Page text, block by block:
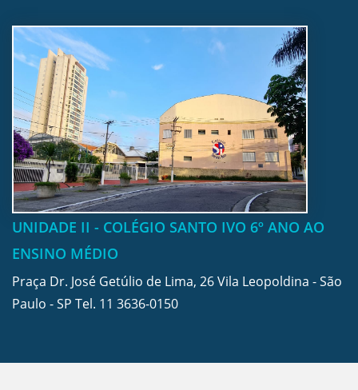
UNIDADE II - COLÉGIO SANTO IVO 6º ANO AO
ENSINO MÉDIO
Praça Dr. José Getúlio de Lima, 26 Vila Leopoldina - São
Paulo - SP Tel. 11 3636-0150